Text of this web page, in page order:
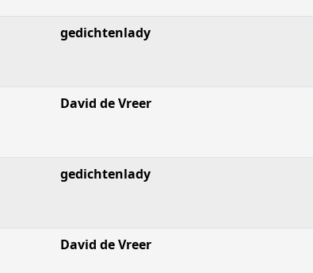
gedichtenlady
David de Vreer
gedichtenlady
David de Vreer